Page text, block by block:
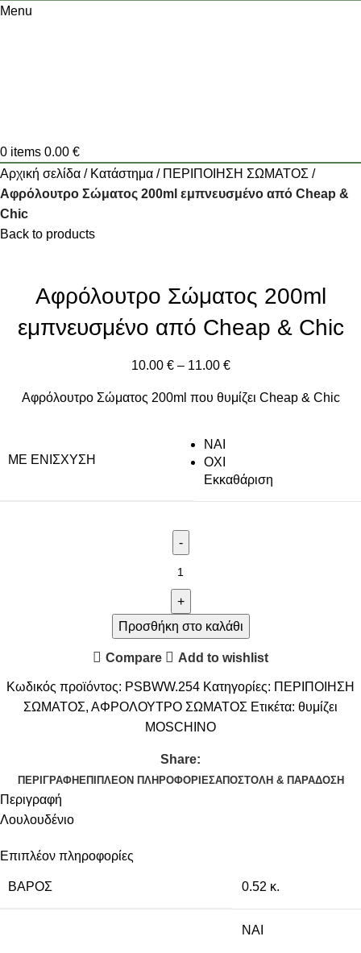
Menu
0 items 0.00 €
Αρχική σελίδα
Κατάστημα
ΠΕΡΙΠΟΙΗΣΗ ΣΩΜΑΤΟΣ
Αφρόλουτρο Σώματος 200ml εμπνευσμένο από Cheap &
Chic
Back to products
Αφρόλουτρο Σώματος 200ml
εμπνευσμένο από Cheap & Chic
10.00 € – 11.00 €
Αφρόλουτρο Σώματος 200ml που θυμίζει Cheap & Chic
ΜΕ ΕΝΊΣΧΥΣΗ
NAI
ΟΧΙ
Εκκαθάριση
Προσθήκη στο καλάθι
Compare Add to wishlist
Κωδικός προϊόντος: PSBWW.254 Κατηγορίες: ΠΕΡΙΠΟΙΗΣΗ
ΣΩΜΑΤΟΣ, ΑΦΡΟΛΟΥΤΡΟ ΣΩΜΑΤΟΣ Ετικέτα: θυμίζει
MOSCHINO
Share:
ΠΕΡΙΓΡΑΦΉ ΕΠΙΠΛΈΟΝ ΠΛΗΡΟΦΟΡΊΕΣΑΠΟΣΤΟΛΉ & ΠΑΡΆΔΟΣΗ
Περιγραφή
Λουλουδένιο
Επιπλέον πληροφορίες
ΒΆΡΟΣ 0.52 κ.
NAI